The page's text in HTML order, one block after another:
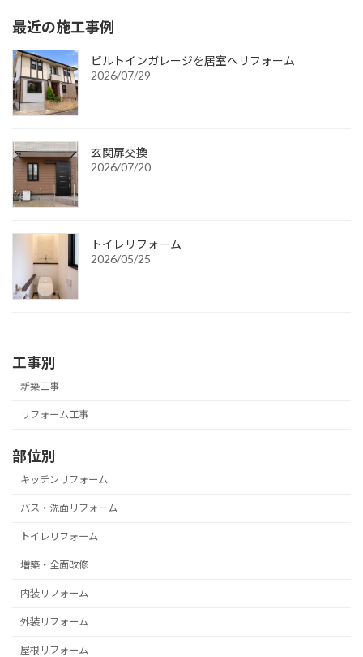
最近の施工事例
ビルトインガレージを居室へリフォーム
2026/07/29
玄関扉交換
2026/07/20
トイレリフォーム
2026/05/25
工事別
新築工事
リフォーム工事
部位別
キッチンリフォーム
バス・洗面リフォーム
トイレリフォーム
増築・全面改修
内装リフォーム
外装リフォーム
屋根リフォーム